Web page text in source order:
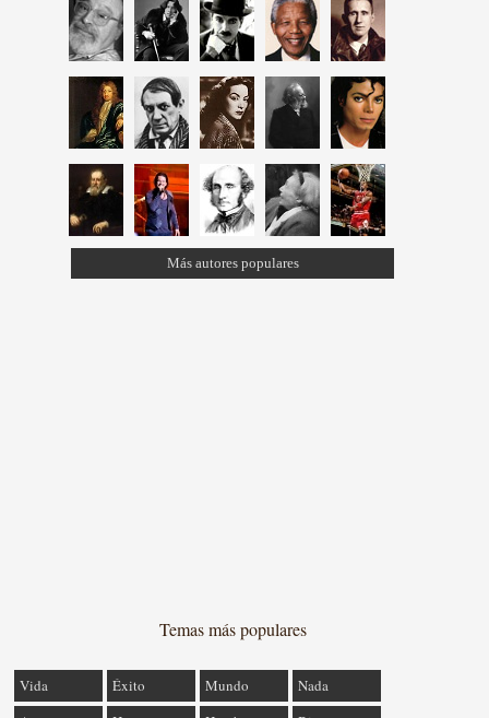
Más autores populares
Temas más populares
Vida Éxito Mundo
Nada